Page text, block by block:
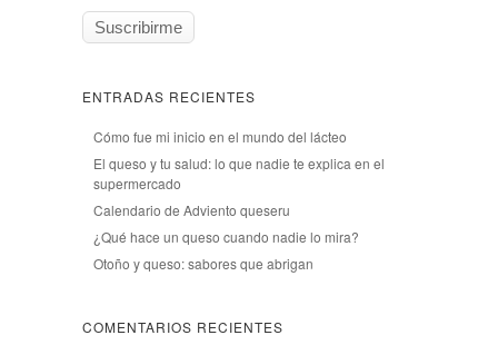
ENTRADAS RECIENTES
Cómo fue mi inicio en el mundo del lácteo
El queso y tu salud: lo que nadie te explica en el
supermercado
Calendario de Adviento queseru
¿Qué hace un queso cuando nadie lo mira?
Otoño y queso: sabores que abrigan
COMENTARIOS RECIENTES